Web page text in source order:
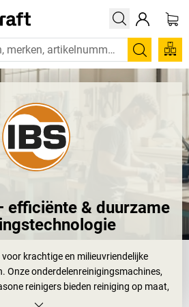
Zoeken
efficiënte & duurzame
krachtige en milieuvriendelijke
Onze onderdelenreinigingsmachines,
reinigers bieden reiniging op maat,
reinigingsmiddelen, innovatieve